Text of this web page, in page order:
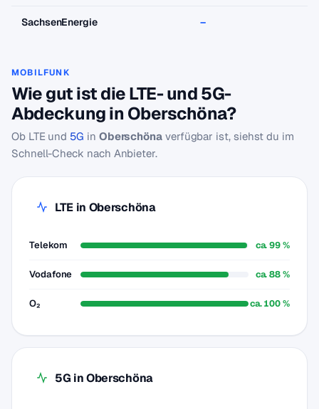
SachsenEnergie –
MOBILFUNK
Wie gut ist die LTE- und 5G-
Abdeckung in Oberschöna?
Ob LTE und 5G in Oberschöna verfügbar ist, siehst du im
Schnell-Check nach Anbieter.
LTE in Oberschöna
Telekom ca. 99 %
Vodafone ca. 88 %
O₂ ca. 100 %
5G in Oberschöna